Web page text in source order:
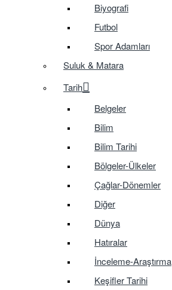
Biyografi
Futbol
Spor Adamları
Suluk & Matara
Tarih
Belgeler
Bilim
Bilim Tarihi
Bölgeler-Ülkeler
Çağlar-Dönemler
Diğer
Dünya
Hatıralar
İnceleme-Araştırma
Keşifler Tarihi